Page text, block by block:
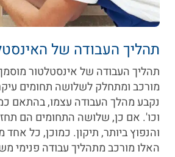
תהליך העבודה של
תהליך העבודה של אינסטלטור
מורכב ומתחלק לשלושה תחומים
נקבע מהלך העבודה עצמו, בהתאם
וכו'. אם כן, שלושה התחומים הם
והנפוץ ביותר, תיקון. כמוכן, כל
האלו מורכב מתהליך עבודה פנימי